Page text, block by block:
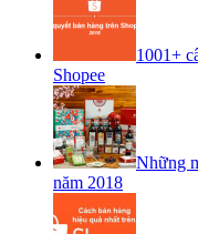
1001+
Shopee
Những
năm 2018